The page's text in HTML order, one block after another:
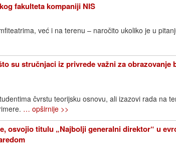
fakulteta kompaniji NIS
već i na terenu – naročito ukoliko je u
su stručnjaci iz privrede važni za obrazovanje
čvrstu teorijsku osnovu, ali izazovi rada na
… opširnije >>
osvojio titulu „Najbolji generalni direktor“ u